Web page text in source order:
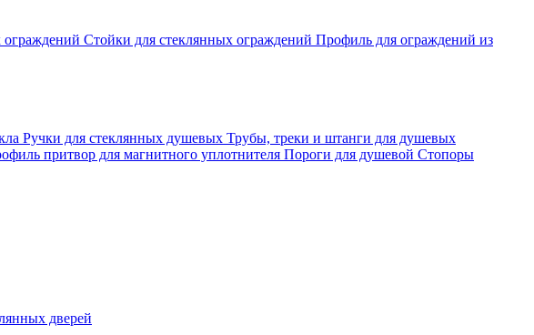
ограждений Стойки для стеклянных ограждений Профиль для ограждений из
Ручки для стеклянных душевых Трубы, треки и штанги для душевых
притвор для магнитного уплотнителя Пороги для душевой Стопоры
дверей